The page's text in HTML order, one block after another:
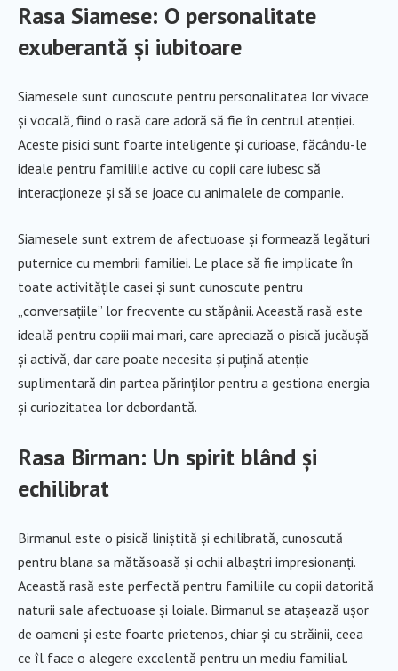
Rasa Siamese: O personalitate
exuberantă și iubitoare
Siamesele sunt cunoscute pentru personalitatea lor vivace
și vocală, fiind o rasă care adoră să fie în centrul atenției.
Aceste pisici sunt foarte inteligente și curioase, făcându-le
ideale pentru familiile active cu copii care iubesc să
interacționeze și să se joace cu animalele de companie.
Siamesele sunt extrem de afectuoase și formează legături
puternice cu membrii familiei. Le place să fie implicate în
toate activitățile casei și sunt cunoscute pentru
„conversațiile” lor frecvente cu stăpânii. Această rasă este
ideală pentru copiii mai mari, care apreciază o pisică jucăușă
și activă, dar care poate necesita și puțină atenție
suplimentară din partea părinților pentru a gestiona energia
și curiozitatea lor debordantă.
Rasa Birman: Un spirit blând și
echilibrat
Birmanul este o pisică liniștită și echilibrată, cunoscută
pentru blana sa mătăsoasă și ochii albaștri impresionanți.
Această rasă este perfectă pentru familiile cu copii datorită
naturii sale afectuoase și loiale. Birmanul se atașează ușor
de oameni și este foarte prietenos, chiar și cu străinii, ceea
ce îl face o alegere excelentă pentru un mediu familial.